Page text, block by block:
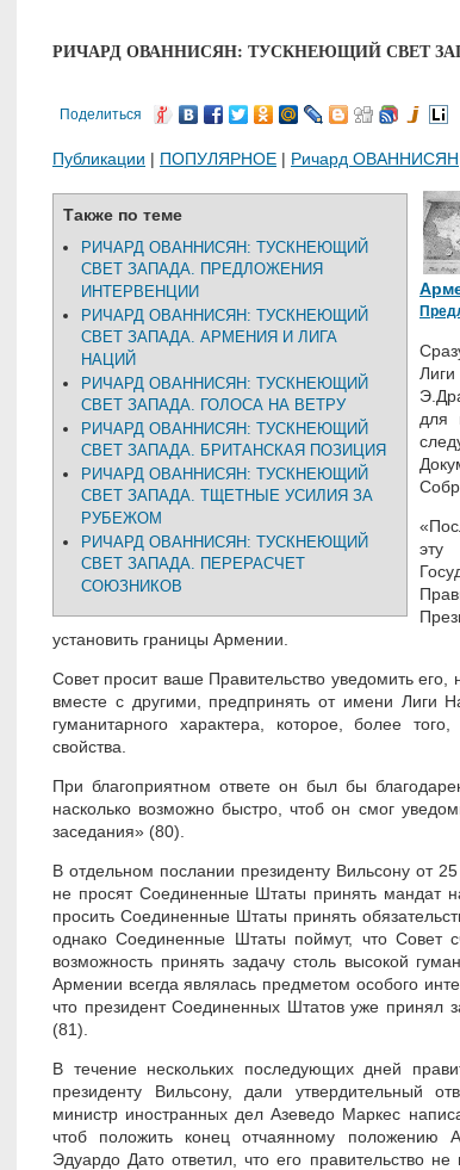
РИЧАРД ОВАННИСЯН: ТУСКНЕЮЩИЙ СВЕТ
Поделиться
Публикации | ПОПУЛЯРНОЕ | Ричард ОВАННИСЯН
Также по теме
РИЧАРД ОВАННИСЯН: ТУСКНЕЮЩИЙ
СВЕТ ЗАПАДА. ПРЕДЛОЖЕНИЯ
ИНТЕРВЕНЦИИ
РИЧАРД ОВАННИСЯН: ТУСКНЕЮЩИЙ
СВЕТ ЗАПАДА. АРМЕНИЯ И ЛИГА
НАЦИЙ
РИЧАРД ОВАННИСЯН: ТУСКНЕЮЩИЙ
СВЕТ ЗАПАДА. ГОЛОСА НА ВЕТРУ
РИЧАРД ОВАННИСЯН: ТУСКНЕЮЩИЙ
СВЕТ ЗАПАДА. БРИТАНСКАЯ ПОЗИЦИЯ
РИЧАРД ОВАННИСЯН: ТУСКНЕЮЩИЙ
СВЕТ ЗАПАДА. ТЩЕТНЫЕ УСИЛИЯ ЗА
РУБЕЖОМ
РИЧАРД ОВАННИСЯН: ТУСКНЕЮЩИЙ
СВЕТ ЗАПАДА. ПЕРЕРАСЧЕТ
СОЮЗНИКОВ
для
эту
установить границы Армении.
Совет просит ваше Правительство уведомить
вместе с другими, предпринять от имени Лиги
гуманитарного характера, которое, более
свойства.
При благоприятном ответе он был бы
насколько возможно быстро, чтоб он смог
заседания» (80).
В отдельном послании президенту Вильсону от
не просят Соединенные Штаты принять мандат
просить Соединенные Штаты принять
однако Соединенные Штаты поймут, что Совет
возможность принять задачу столь высокой
Армении всегда являлась предметом особого
что президент Соединенных Штатов уже принял
(81).
В течение нескольких последующих дней
президенту Вильсону, дали утвердительный
министр иностранных дел Азеведо Маркес
чтоб положить конец отчаянному положению
Эдуардо Дато ответил, что его правительство не